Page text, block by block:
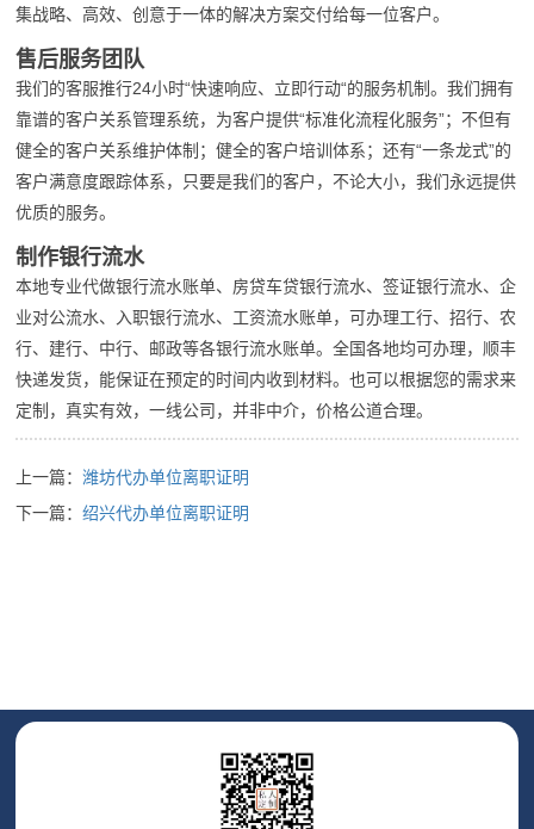
集战略、高效、创意于一体的解决方案交付给每一位客户。
售后服务团队
我们的客服推行24小时“快速响应、立即行动“的服务机制。我们拥有
靠谱的客户关系管理系统，为客户提供“标准化流程化服务”；不但有
健全的客户关系维护体制；健全的客户培训体系；还有“一条龙式”的
客户满意度跟踪体系，只要是我们的客户，不论大小，我们永远提供
优质的服务。
制作银行流水
本地专业代做银行流水账单、房贷车贷银行流水、签证银行流水、企
业对公流水、入职银行流水、工资流水账单，可办理工行、招行、农
行、建行、中行、邮政等各银行流水账单。全国各地均可办理，顺丰
快递发货，能保证在预定的时间内收到材料。也可以根据您的需求来
定制，真实有效，一线公司，并非中介，价格公道合理。
上一篇：潍坊代办单位离职证明
下一篇：绍兴代办单位离职证明